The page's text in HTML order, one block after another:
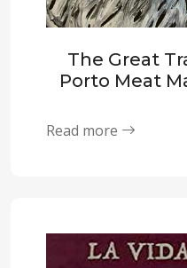
The Great
Porto Meat
Read more